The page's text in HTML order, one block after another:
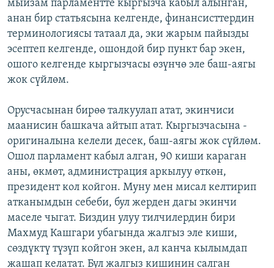
мыйзам парламентте кыргызча кабыл алынган,
анан бир статьясына келгенде, финансисттердин
терминологиясы татаал да, эки жарым пайызды
эсептеп келгенде, ошондой бир пункт бар экен,
ошого келгенде кыргызчасы өзүнчө эле баш-аягы
жок сүйлөм.
Орусчасынан бирөө талкуулап атат, экинчиси
маанисин башкача айтып атат. Кыргызчасына -
оригиналына келели десек, баш-аягы жок сүйлөм.
Ошол парламент кабыл алган, 90 киши караган
аны, өкмөт, администрация аркылуу өткөн,
президент кол койгон. Муну мен мисал келтирип
атканымдын себеби, бул жерден дагы экинчи
маселе чыгат. Биздин улуу тилчилердин бири
Махмуд Кашгари убагында жалгыз эле киши,
сөздүктү түзүп койгон экен, ал канча кылымдап
жашап келатат. Бул жалгыз кишинин салган